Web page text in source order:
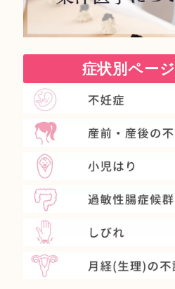
症状別ページ